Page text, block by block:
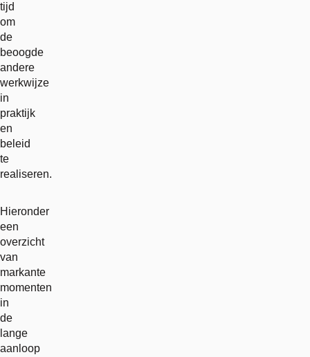
tijd
om
de
beoogde
andere
werkwijze
in
praktijk
en
beleid
te
realiseren.
Hieronder
een
overzicht
van
markante
momenten
in
de
lange
aanloop